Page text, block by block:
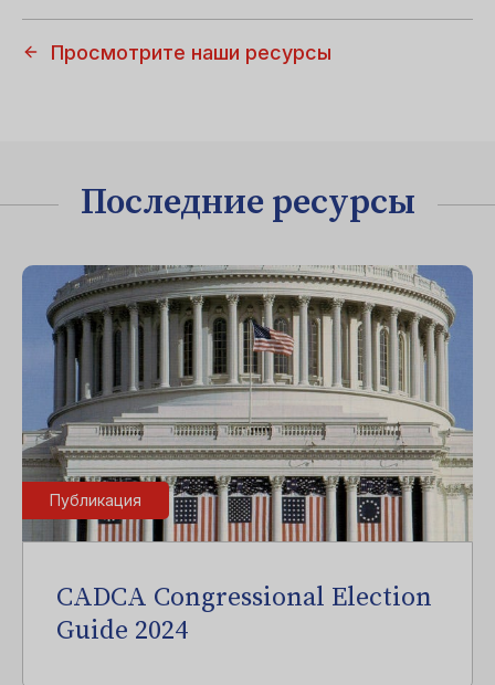
Просмотрите наши ресурсы
Последние ресурсы
Публикация
CADCA Congressional Election
Guide 2024